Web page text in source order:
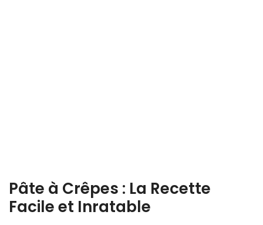
Pâte à Crêpes : La Recette
Facile et Inratable